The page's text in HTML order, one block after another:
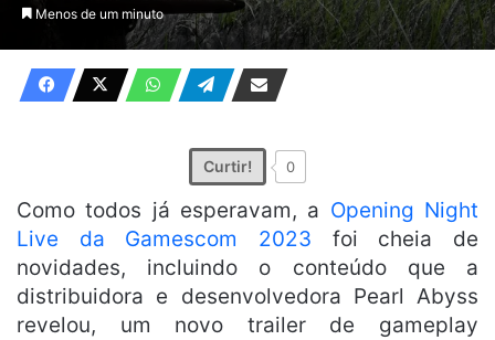
X
um
e-
Menos de um minuto
Curtir! 0
Como todos já esperavam, a Opening Night
Live da Gamescom 2023 foi cheia de
novidades, incluindo o conteúdo que a
distribuidora e desenvolvedora Pearl Abyss
revelou, um novo trailer de gameplay